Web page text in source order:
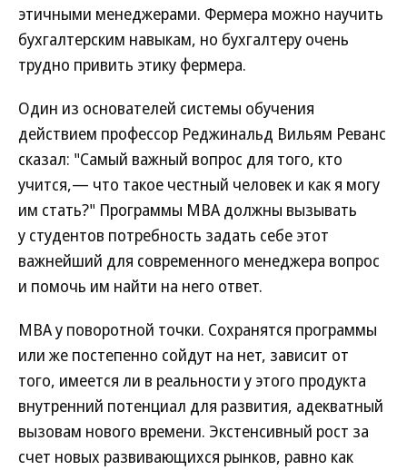
этичными менеджерами. Фермера можно научить
бухгалтерским навыкам, но бухгалтеру очень
трудно привить этику фермера.
Один из основателей системы обучения
действием профессор Реджинальд Вильям Реванс
сказал: "Самый важный вопрос для того, кто
учится,— что такое честный человек и как я могу
им стать?" Программы МВА должны вызывать
у студентов потребность задать себе этот
важнейший для современного менеджера вопрос
и помочь им найти на него ответ.
МВА у поворотной точки. Сохранятся программы
или же постепенно сойдут на нет, зависит от
того, имеется ли в реальности у этого продукта
внутренний потенциал для развития, адекватный
вызовам нового времени. Экстенсивный рост за
счет новых развивающихся рынков, равно как